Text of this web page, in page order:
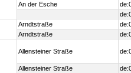
An der Esche
Arndtstraße
Arndtstraße
Allensteiner Straße
Allensteiner Straße